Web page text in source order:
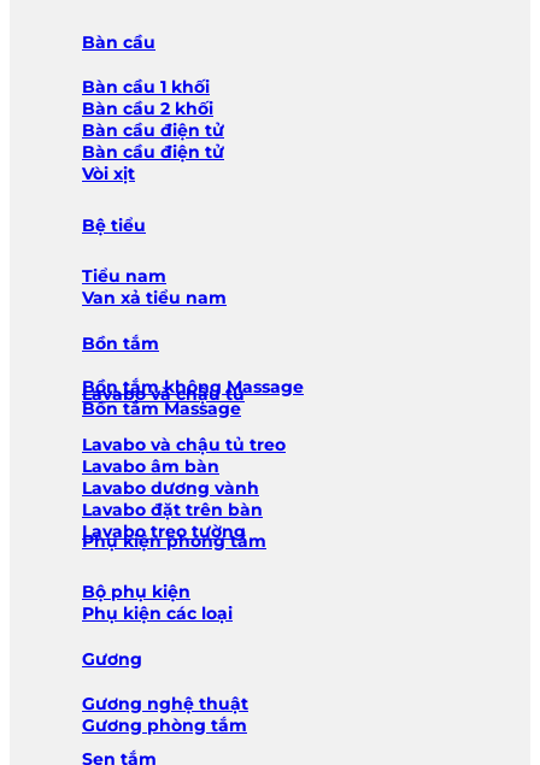
Bàn cầu
Bàn cầu 1 khối
Bàn cầu 2 khối
Bàn cầu điện tử
Bàn cầu điện tử
Vòi xịt
Bệ tiểu
Tiểu nam
Van xả tiểu nam
Bồn tắm
Bồn tắm không Massage
Bồn tắm Massage
Lavabo và chậu tủ
Lavabo và chậu tủ treo
Lavabo âm bàn
Lavabo dương vành
Lavabo đặt trên bàn
Lavabo treo tường
Phụ kiện phòng tắm
Bộ phụ kiện
Phụ kiện các loại
Gương
Gương nghệ thuật
Gương phòng tắm
Sen tắm